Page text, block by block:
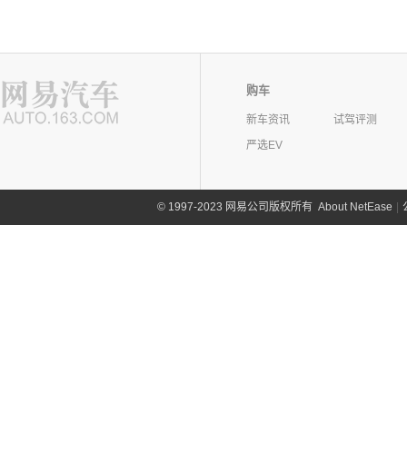
购车
新车资讯
试驾评测
严选EV
©1997-2023 网易公司版权所有 About NetEase